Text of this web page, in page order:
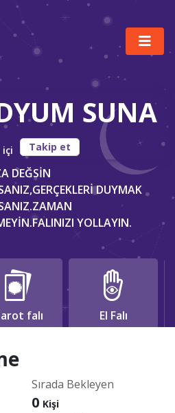
SUNA
içi Takip et
DEĞSİN
DUYMAK
YOLLAYIN.
falı El Falı
Sırada Bekleyen
0 Kişi